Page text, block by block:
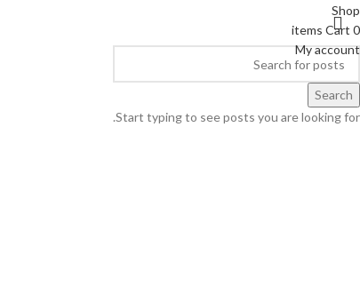
Search
Start typing to see posts you are looking for.
Shop
0
items Cart
My account